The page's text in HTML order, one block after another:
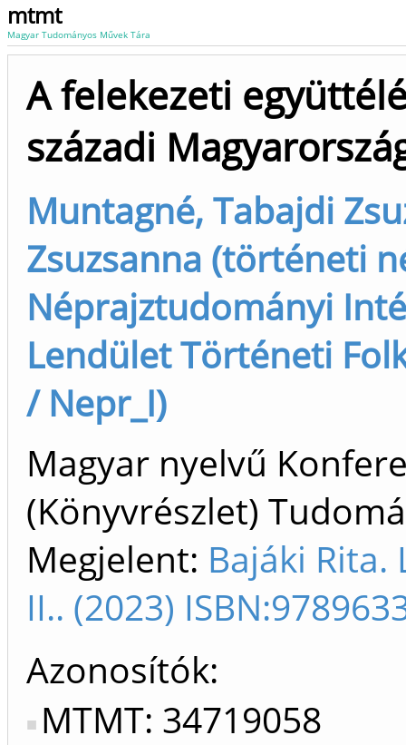
mtmt
Magyar Tudományos Művek Tára
A felekezeti
századi
Muntagné, Tabajdi
Zsuzsanna (történeti
Néprajztudományi
Lendület Történeti
/ Nepr_I)
Magyar nyelvű
(Könyvrészlet)
Megjelent: Bajáki
II.. (2023)
Azonosítók
MTMT: 34719058